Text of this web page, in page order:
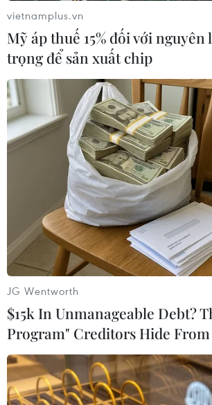
#Kinh tế toàn cầu #Lưu Hạc
#Valdis
#Liên minh châu Âu
Trung Quốc
Theo dõi VietnamPlus
TIN LIÊN QUAN
vietnamplus.vn
Mỹ áp thuế 15% đối với nguyên
trọng để sản xuất chip
JG Wentworth
$15k In Unmanageable Debt?
Program" Creditors Hide From